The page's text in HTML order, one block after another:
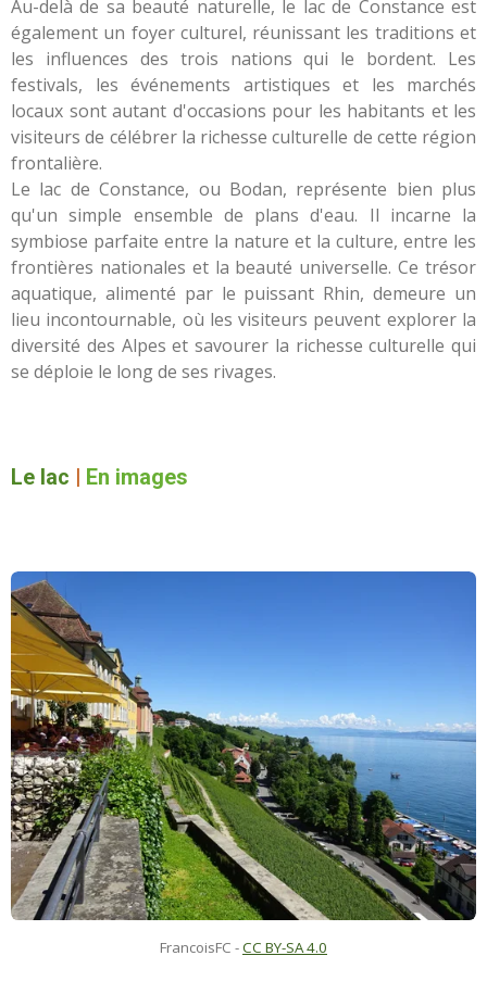
Au-delà de sa beauté naturelle, le lac de Constance est
également un foyer culturel, réunissant les traditions et
les influences des trois nations qui le bordent. Les
festivals, les événements artistiques et les marchés
locaux sont autant d'occasions pour les habitants et les
visiteurs de célébrer la richesse culturelle de cette région
frontalière.
Le lac de Constance, ou Bodan, représente bien plus
qu'un simple ensemble de plans d'eau. Il incarne la
symbiose parfaite entre la nature et la culture, entre les
frontières nationales et la beauté universelle. Ce trésor
aquatique, alimenté par le puissant Rhin, demeure un
lieu incontournable, où les visiteurs peuvent explorer la
diversité des Alpes et savourer la richesse culturelle qui
se déploie le long de ses rivages.
Le lac En images
FrancoisFC -CC BY-SA 4.0